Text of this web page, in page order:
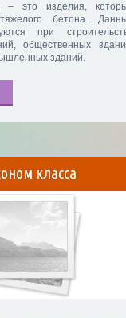
– это изделия,
бетона.
при
общественных
зданий.
класса